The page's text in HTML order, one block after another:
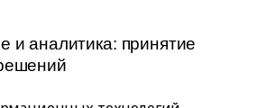
и аналитика: принятие